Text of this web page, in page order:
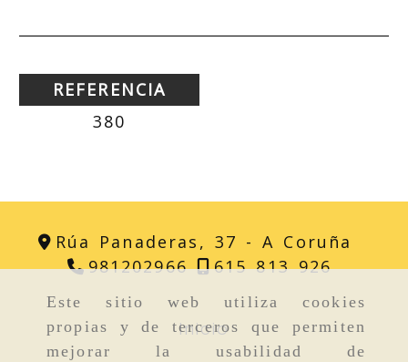
Este sitio web utiliza cookies
propias y de terceros que permiten
mejorar la usabilidad de
REFERENCIA
380
Rúa Panaderas, 37 -A Coruña
981202966
615 813 926
Inicio